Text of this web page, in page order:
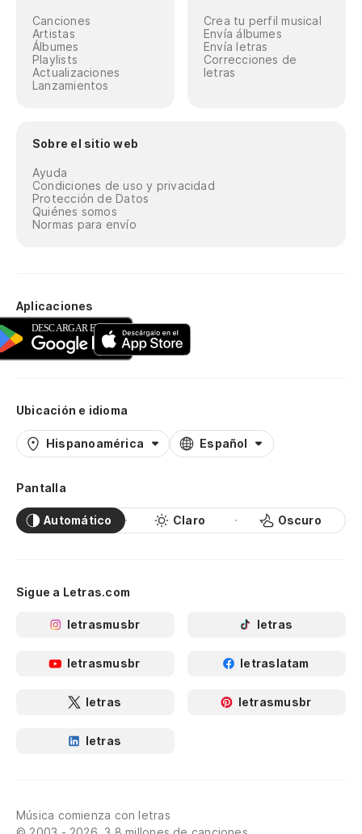
Canciones
Artistas
Álbumes
Playlists
Actualizaciones
Lanzamientos
Crea tu perfil musical
Envía álbumes
Envía letras
Correcciones de
letras
Sobre el sitio web
Ayuda
Condiciones de uso y privacidad
Protección de Datos
Quiénes somos
Normas para envío
Aplicaciones
Ubicación e idioma
Hispanoamérica Español
Pantalla
Automático Claro Oscuro
Sigue a Letras.com
letrasmusbr letras
letrasmusbr letraslatam
letras letrasmusbr
letras
Música comienza con letras